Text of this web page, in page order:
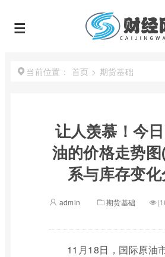
当前位置： 首页 > 期货基础
让人羡慕！今
油的价格走势
系与库存变
admin 期货基础
11月18日，国际原油